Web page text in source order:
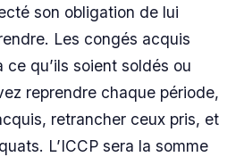
son obligation de lui
Les congés acquis
ce qu’ils soient soldés ou
reprendre chaque période,
retrancher ceux pris, et
L’ICCP sera la somme